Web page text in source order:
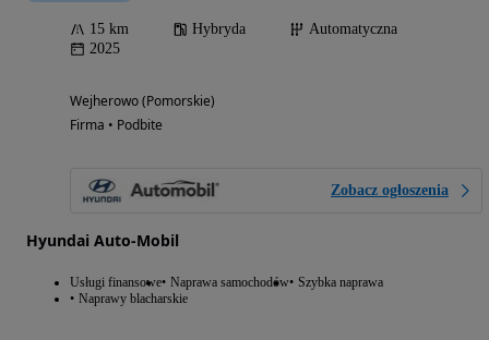
15 km Hybryda
Automatyczna
2025
Wejherowo (Pomorskie)
Firma • Podbite
Zobacz ogłoszenia
Hyundai Auto-Mobil
Usługi finansowe Naprawa samochodów Szybka naprawa
Naprawy blacharskie